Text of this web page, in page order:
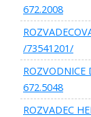
672.2008
/73541201/
672.5048
ROZVADEC